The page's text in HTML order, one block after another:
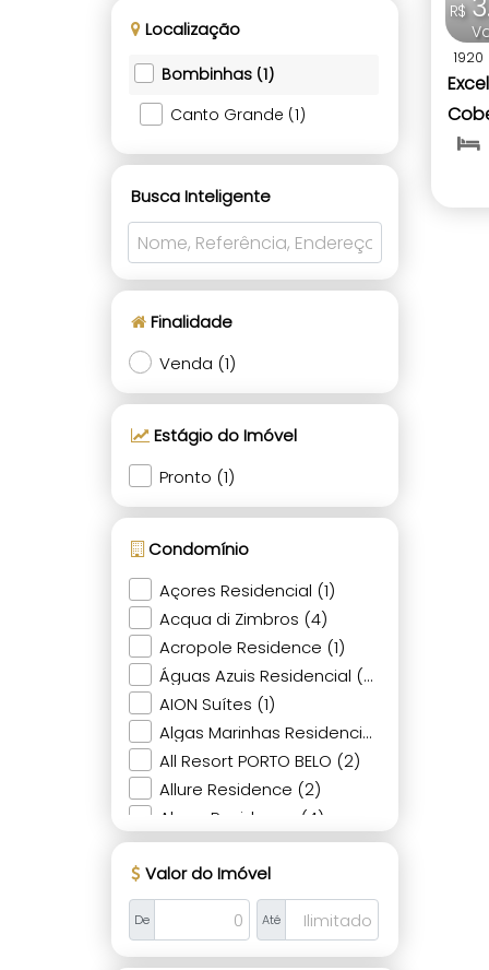
Localização
Bombinhas (1)
Canto Grande (1)
Busca Inteligente
Finalidade
Venda (1)
Estágio do Imóvel
Pronto (1)
Condomínio
Açores Residencial (1)
Acqua di Zimbros (4)
Acropole Residence (1)
Águas Azuis Residencial (1)
AION Suítes (1)
Algas Marinhas Residencial (2)
All Resort PORTO BELO (2)
Allure Residence (2)
Almar Residence (4)
Alttô Essence Residence (3)
Alva (2)
Araguaia (1)
Areias de Canto Grande (1)
Areias de Mariscal (1)
Valor do Imóvel
De Até
1920
R$